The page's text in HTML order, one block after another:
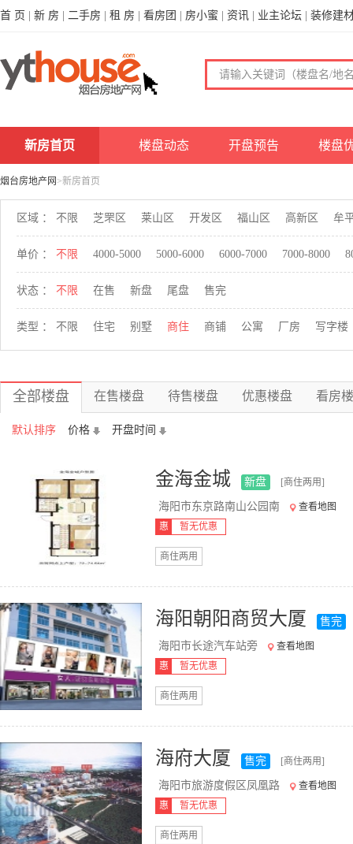
首 页 新 房 二手房 租 房 看房团 房小蜜 资讯 业主论坛 装修建
新房首页 楼盘动态 开盘预告 楼盘
烟台房地产网 >新房首页
区域 ： 不限 芝罘区 莱山区 开发区 福山区 高新区 牟
单价 ： 不限 4000-5000 5000-6000 6000-7000 7000-8000
状态 ： 不限 在售 新盘 尾盘 售完
类型 ： 不限 住宅 别墅 商住 商铺 公寓 厂房 写字楼
全部楼盘 在售楼盘 待售楼盘 优惠楼盘 看房
默认排序 价格 开盘时间
金海金城 新盘 [商住两用]
海阳市东京路南山公园南
查看地图
惠
暂无优惠
商住两用
海阳朝阳商贸大厦 售完
海阳市长途汽车站旁
查看地图
惠
暂无优惠
商住两用
海府大厦 售完 [商住两用]
海阳市旅游度假区凤凰路
查看地图
惠
暂无优惠
商住两用